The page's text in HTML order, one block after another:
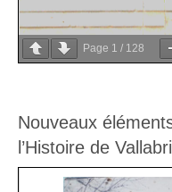
Page 1 / 128
Nouveaux
l’Histoire de